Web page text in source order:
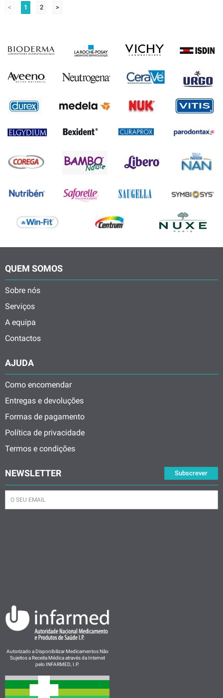
< 1 2 >
QUEM SOMOS
Sobre nós
Serviços
A equipa
Contactos
AJUDA
Como encomendar
Entregas e devoluções
Formas de pagamento
Política de privacidade
Termos e condições
Subscrever
NEWSLETTER
Autorizado a Disponibilizar Medicamentos Não
Sujeitos a Receita Médica através da Internet
pelo INFARMED, I.P.